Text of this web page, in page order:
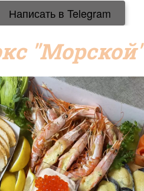
Написать в Telegram
"Морской"